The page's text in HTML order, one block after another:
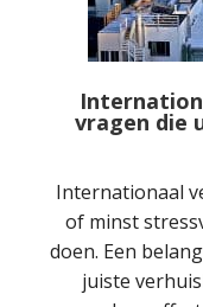
vragen die
Internationaal
of minst
doen. Een
juiste